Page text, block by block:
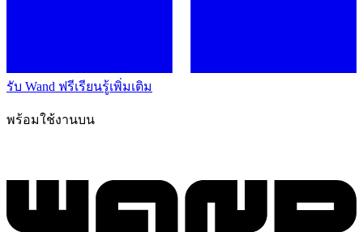
รับ Wand ฟรีเรียนรู้เพิ่มเติม
พร้อมใช้งานบน